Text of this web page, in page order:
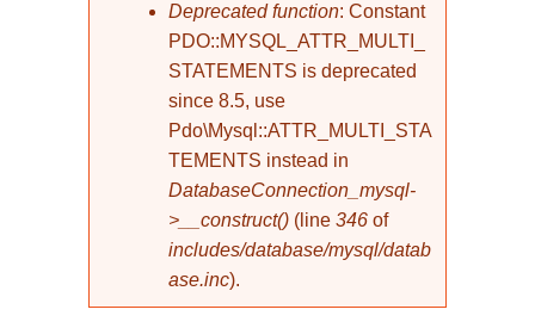
Deprecated function: Constant
PDO::MYSQL_ATTR_MULTI_
STATEMENTS is deprecated
since 8.5, use
Pdo\Mysql::ATTR_MULTI_STA
TEMENTS instead in
DatabaseConnection_mysql-
>__construct() (line 346 of
includes/database/mysql/datab
ase.inc).